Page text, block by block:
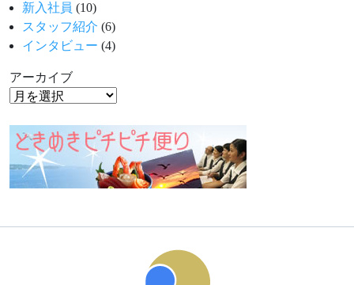
新入社員 (10)
スタッフ紹介 (6)
インタビュー (4)
アーカイブ